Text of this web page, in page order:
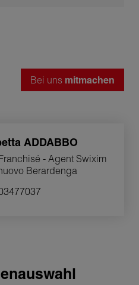
Bei uns mitmachen
ADDABBO
- Agent Swixim
Berardenga